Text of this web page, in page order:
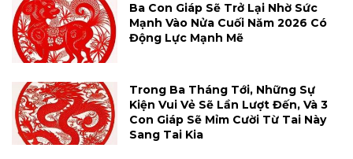
Ba Con Giáp Sẽ Trở Lại Nhờ Sức
Mạnh Vào Nửa Cuối Năm 2026 Có
Động Lực Mạnh Mẽ
Trong Ba Tháng Tới, Những Sự
Kiện Vui Vẻ Sẽ Lần Lượt Đến, Và 3
Con Giáp Sẽ Mỉm Cười Từ Tai Này
Sang Tai Kia